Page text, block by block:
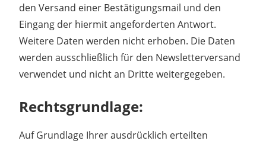
den Versand einer Bestätigungsmail und den
Eingang der hiermit angeforderten Antwort.
Weitere Daten werden nicht erhoben. Die Daten
werden ausschließlich für den Newsletterversand
verwendet und nicht an Dritte weitergegeben.
Rechtsgrundlage:
Auf Grundlage Ihrer ausdrücklich erteilten